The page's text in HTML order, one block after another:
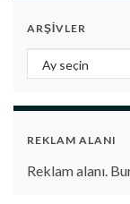
ARŞIVLER
Arşivler
REKLAM ALANI
Reklam alanı.